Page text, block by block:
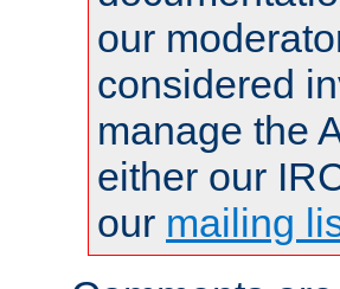
our
considered
manage the
either our
our mailing